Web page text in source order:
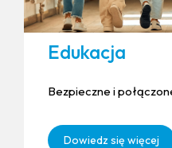
Edukacja
Bezpieczne i
Dowiedz się więcej